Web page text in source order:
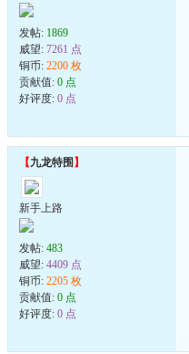
发帖: 1869
威望: 7261 点
铜币: 2200 枚
贡献值: 0 点
好评度: 0 点
【九龙特围 】
新手上路
发帖: 483
威望: 4409 点
铜币: 2205 枚
贡献值: 0 点
好评度: 0 点